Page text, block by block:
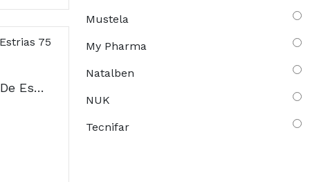
Elancyl Gel Corretor De Estrias 75 ml
Mustela
My Pharma
Natalben
NUK
Tecnifar